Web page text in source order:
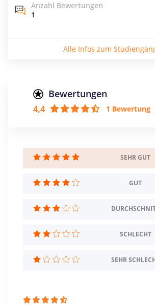
Anzahl Bewertungen
1
Vollzeitstudium
Creditpoints
7 Semester
Sprache
Deutsch
Studienbeginn
Würzburg >> Würzburg
Alle Infos zum
Bewertungen
4,4 1 Bewertung
SEHR GUT
GUT
SCHLECHT
SEHR